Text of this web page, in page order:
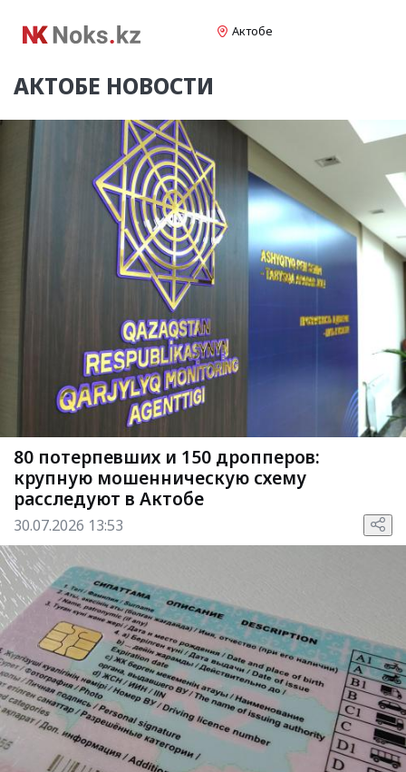
Актобе
АКТОБЕ НОВОСТИ
80 потерпевших и 150 дропперов:
крупную мошенническую схему
расследуют в Актобе
30.07.2026 13:53